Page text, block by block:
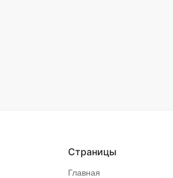
Страницы
Главная